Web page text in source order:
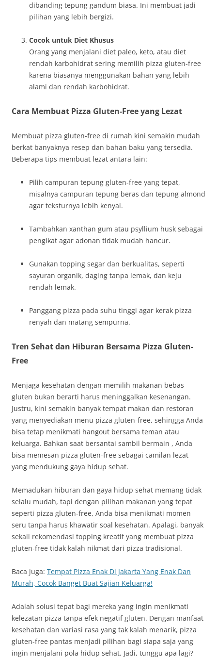
dibanding tepung gandum biasa. Ini membuat jadi
pilihan yang lebih bergizi.
Cocok untuk Diet Khusus
Orang yang menjalani diet paleo, keto, atau diet
rendah karbohidrat sering memilih pizza gluten-free
karena biasanya menggunakan bahan yang lebih
alami dan rendah karbohidrat.
Cara Membuat Pizza Gluten-Free yang Lezat
Membuat pizza gluten-free di rumah kini semakin mudah
berkat banyaknya resep dan bahan baku yang tersedia.
Beberapa tips membuat lezat antara lain:
Pilih campuran tepung gluten-free yang tepat,
misalnya campuran tepung beras dan tepung almond
agar teksturnya lebih kenyal.
Tambahkan xanthan gum atau psyllium husk sebagai
pengikat agar adonan tidak mudah hancur.
Gunakan topping segar dan berkualitas, seperti
sayuran organik, daging tanpa lemak, dan keju
rendah lemak.
Panggang pizza pada suhu tinggi agar kerak pizza
renyah dan matang sempurna.
Tren Sehat dan Hiburan Bersama Pizza Gluten-
Free
Menjaga kesehatan dengan memilih makanan bebas
gluten bukan berarti harus meninggalkan kesenangan.
Justru, kini semakin banyak tempat makan dan restoran
yang menyediakan menu pizza gluten-free, sehingga Anda
bisa tetap menikmati hangout bersama teman atau
keluarga. Bahkan saat bersantai sambil bermain , Anda
bisa memesan pizza gluten-free sebagai camilan lezat
yang mendukung gaya hidup sehat.
Memadukan hiburan dan gaya hidup sehat memang tidak
selalu mudah, tapi dengan pilihan makanan yang tepat
seperti pizza gluten-free, Anda bisa menikmati momen
seru tanpa harus khawatir soal kesehatan. Apalagi, banyak
sekali rekomendasi topping kreatif yang membuat pizza
gluten-free tidak kalah nikmat dari pizza tradisional.
Baca juga: Tempat Pizza Enak Di Jakarta Yang Enak Dan
Murah, Cocok Banget Buat Sajian Keluarga!
Adalah solusi tepat bagi mereka yang ingin menikmati
kelezatan pizza tanpa efek negatif gluten. Dengan manfaat
kesehatan dan variasi rasa yang tak kalah menarik, pizza
gluten-free pantas menjadi pilihan bagi siapa saja yang
ingin menjalani pola hidup sehat. Jadi, tunggu apa lagi?